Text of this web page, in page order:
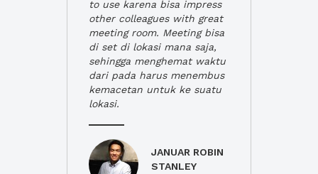
to use karena bisa impress
other colleagues with great
meeting room. Meeting bisa
di set di lokasi mana saja,
sehingga menghemat waktu
dari pada harus menembus
kemacetan untuk ke suatu
lokasi.
JANUAR ROBIN
STANLEY